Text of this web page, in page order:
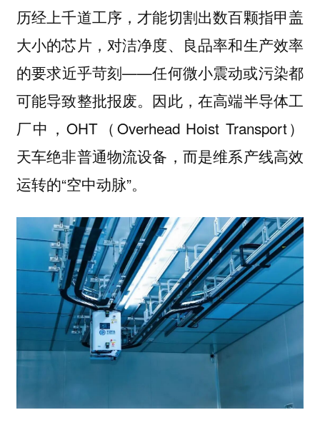
历经上千道工序，才能切割出数百颗指甲盖
大小的芯片，对洁净度、良品率和生产效率
的要求近乎苛刻——任何微小震动或污染都
可能导致整批报废。因此，在高端半导体工
厂中，OHT（Overhead Hoist Transport）
天车绝非普通物流设备，而是维系产线高效
运转的“空中动脉”。